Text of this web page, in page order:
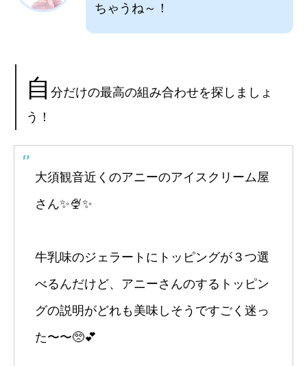
ちゃうね～！
自分だけの最高の組み合わせを探しましょ
う！
大須観音近くのアニーのアイスクリーム屋
さん✨🍨✨
牛乳味のジェラートにトッピングが３つ選
べるんだけど、アニーさんのするトッピン
グの説明がどれも美味しそうですごく迷っ
た〜〜🥺💕